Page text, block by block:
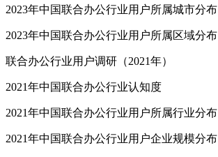
2023年中国联合办公行业用户所属城市分布
2023年中国联合办公行业用户所属区域分布
联合办公行业用户调研（2021年）
2021年中国联合办公行业认知度
2021年中国联合办公行业用户所属行业分布
2021年中国联合办公行业用户企业规模分布